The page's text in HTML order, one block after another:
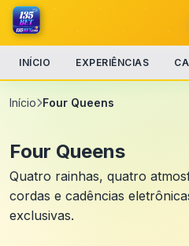
INÍCIO EXPERIÊNCIAS
Início Four Queens
Four Queens
Quatro rainhas, quatro
cordas e cadências
exclusivas.